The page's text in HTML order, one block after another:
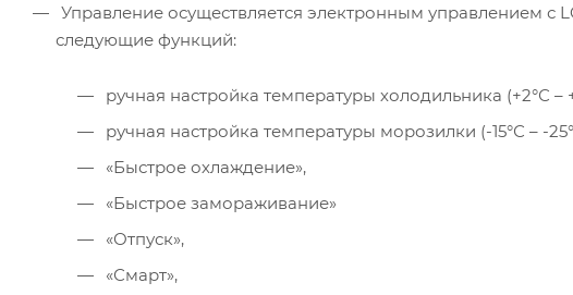
Управление осуществляется электронным управлением
следующие функций:
ручная настройка температуры холодильника (+2°С –
ручная настройка температуры морозилки (-15°С – -
«Быстрое охлаждение»,
«Быстрое замораживание»
«Отпуск»,
«Смарт»,